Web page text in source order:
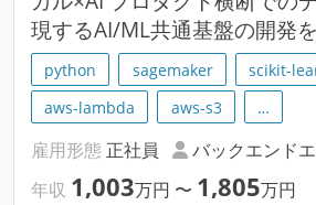
現するAI/ML共通基盤の開発
python sagemaker scikit-
aws-lambda
aws-s3 …
雇用形態 正社員 バックエンド
年収 1,003万円 〜 1,805万円